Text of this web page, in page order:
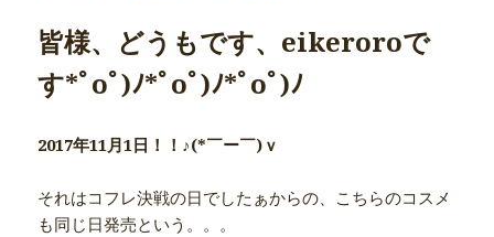
皆様、どうもです、eikeroroで
す*ﾟoﾟ)ﾉ*ﾟoﾟ)ﾉ*ﾟoﾟ)ﾉ
2017年11月1日！！♪(*￣ー￣)ｖ
それはコフレ決戦の日でしたぁからの、こちらのコスメ
も同じ日発売という。。。